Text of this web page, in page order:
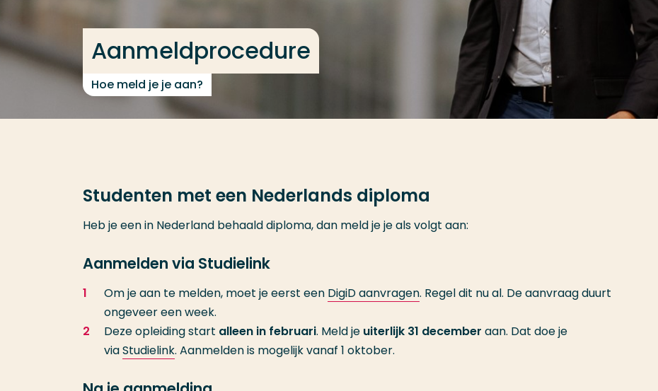
Aanmeldprocedure
Hoe meld je je aan?
Studenten met een Nederlands diploma
Heb je een in Nederland behaald diploma, dan meld je je als volgt aan:
Aanmelden via Studielink
Om je aan te melden, moet je eerst een DigiD aanvragen. Regel dit nu al. De aanvraag duurt
ongeveer een week.
Deze opleiding start alleen in februari. Meld je uiterlijk 31 december aan. Dat doe je
viaStudielink. Aanmelden is mogelijk vanaf 1 oktober.